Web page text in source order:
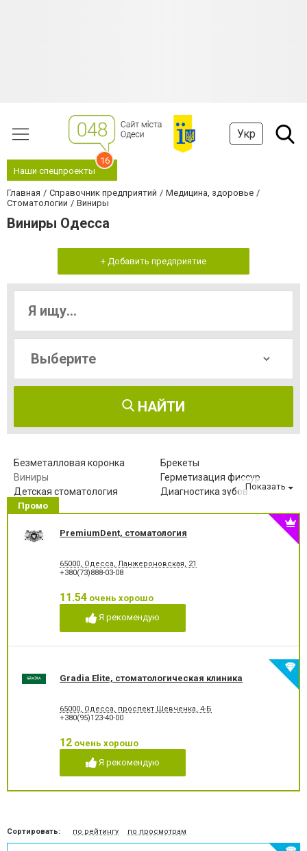
Укр
Наши спецпроекты
16
Главная Справочник предприятий
Медицина, здоровье
Стоматологии
Виниры
Виниры Одесса
+ Добавить предприятие
НАЙТИ
Безметалловая коронка
Брекеты
Виниры
Герметизация фиссур
Детская стоматология
Диагностика зубов
Зубные протезы
Клиновидный дефект зубов
Компьютерная томография
зубов
Коронка безметалловая
металлокерамическая
Коронка
цельнокерамическая
Лечение альвеолита
Лечение гиперестезии
височно-нижнечелюстного
Лечение зубов
Лечение кариеса
Лечение корневых каналов
Лечение пародонтоза
Лечение периостита
Лечение пульпита
стоматологии
Пластины для исправления
Пломбирование зубов
Показать
Промо
PremiumDent, стоматология
65000, Одесса, Ланжероновская, 21
+380(73)888-03-08
11.54 очень хорошо
Я рекомендую
Gradia Elite, стоматологическая клиника
65000, Одесса, проспект Шевченка, 4-Б
+380(95)123-40-00
12 очень хорошо
Я рекомендую
Сортировать: по рейтингу по просмотрам